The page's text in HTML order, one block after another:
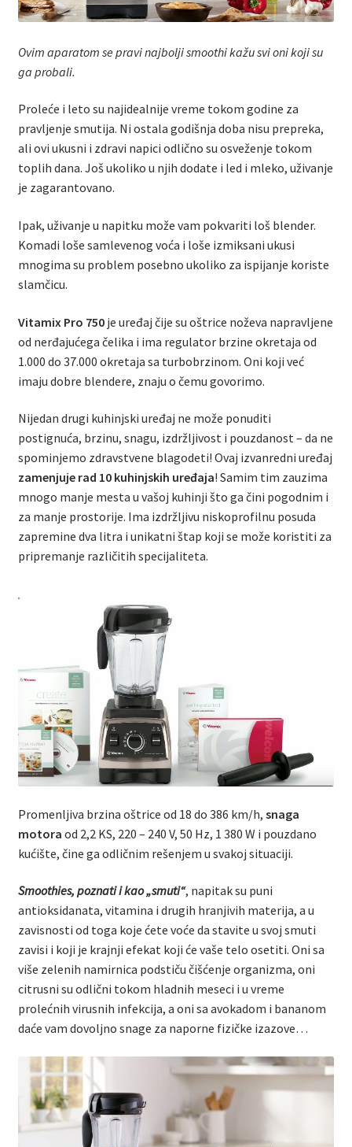
Ovim aparatom se pravi najbolji smoothi kažu svi oni koji su
ga probali.
Proleće i leto su najidealnije vreme tokom godine za
pravljenje smutija. Ni ostala godišnja doba nisu prepreka,
ali ovi ukusni i zdravi napici odlično su osveženje tokom
toplih dana. Još ukoliko u njih dodate i led i mleko, uživanje
je zagarantovano.
Ipak, uživanje u napitku može vam pokvariti loš blender.
Komadi loše samlevenog voća i loše izmiksani ukusi
mnogima su problem posebno ukoliko za ispijanje koriste
slamčicu.
Vitamix Pro 750je uređaj čije su oštrice noževa napravljene
od nerđajućega čelika i ima regulator brzine okretaja od
1.000 do 37.000 okretaja sa turbobrzinom. Oni koji već
imaju dobre blendere, znaju o čemu govorimo.
Nijedan drugi kuhinjski uređaj ne može ponuditi
postignuća, brzinu, snagu, izdržljivost i pouzdanost – da ne
spominjemo zdravstvene blagodeti! Ovaj izvanredni uređaj
zamenjuje rad 10 kuhinjskih uređaja! Samim tim zauzima
mnogo manje mesta u vašoj kuhinji što ga čini pogodnim i
za manje prostorije. Ima izdržljivu niskoprofilnu posuda
zapremine dva litra i unikatni štap koji se može koristiti za
pripremanje različitih specijaliteta.
Promenljiva brzina oštrice od 18 do 386 km/h, snaga
motora od 2,2 KS, 220 – 240 V, 50 Hz, 1 380 W i pouzdano
kućište, čine ga odličnim rešenjem u svakoj situaciji.
Smoothies, poznati i kao „smuti“, napitak su puni
antioksidanata, vitamina i drugih hranjivih materija, a u
zavisnosti od toga koje ćete voće da stavite u svoj smuti
zavisi i koji je krajnji efekat koji će vaše telo osetiti. Oni sa
više zelenih namirnica podstiču čišćenje organizma, oni
citrusni su odlični tokom hladnih meseci i u vreme
prolećnih virusnih infekcija, a oni sa avokadom i bananom
daće vam dovoljno snage za naporne fizičke izazove…